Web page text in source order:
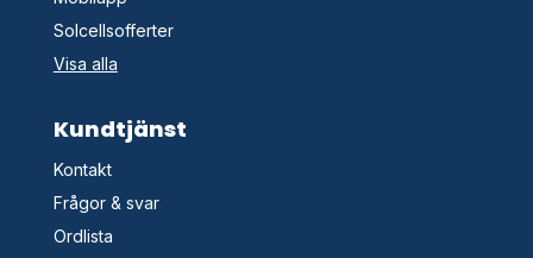
Solcellsofferter
Visa alla
Kundtjänst
Kontakt
Frågor & svar
Ordlista